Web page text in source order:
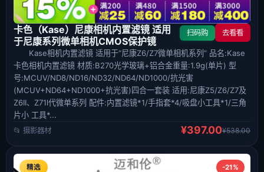
卡色（Kase）尼康相机内置滤镜 适用
于尼康系列微单相机CMOS保护镜
扫码购 去看看
Kase相机内置滤镜 适用于“尼康Z6/Z7微单相机系列” 品名:Kase
卡色相机内置滤镜 材质:B270光学玻璃+铝合金重量:1.9g(单片) 型
号:MCUV/ND8/ND16/ND32/ND64/ND1000/抗光害
(MCUV+ND64+ND1000+抗光害)四合一套装 适用:尼康Z5/Z6/Z7及
Z6II、Z71l代微单系列 配件:内置滤镜*1/手指套*4/吸盘小工具*1/三角
片小 工具*...
📂 摄影器材 ¥397.00¥538.00
-21%
精选